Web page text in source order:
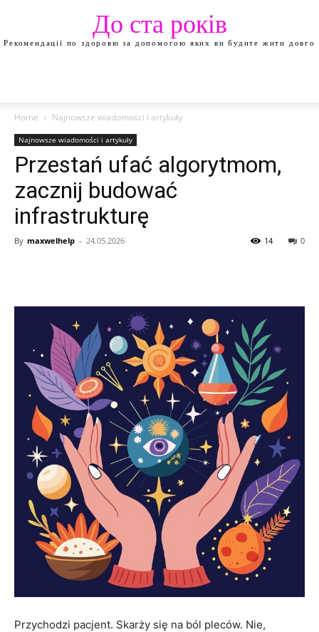
До ста років
Рекомендації по здоровю за допомогою яких ви будите жити довго
Home Najnowsze wiadomości i artykuły
Najnowsze wiadomości i artykuły
Przestań ufać algorytmom,
zacznij budować
infrastrukturę
By maxwelhelp - 24.05.2026 0
14
Przychodzi pacjent. Skarży się na ból pleców. Nie,